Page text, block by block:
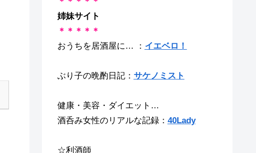
姉妹サイト
＊＊＊＊＊
おうちを居酒屋に… ： イエベロ！
ぶり子の晩酌日記： サケノミスト
健康・美容・ダイエット…
酒呑み女性のリアルな記録： 40Lady
☆利酒師